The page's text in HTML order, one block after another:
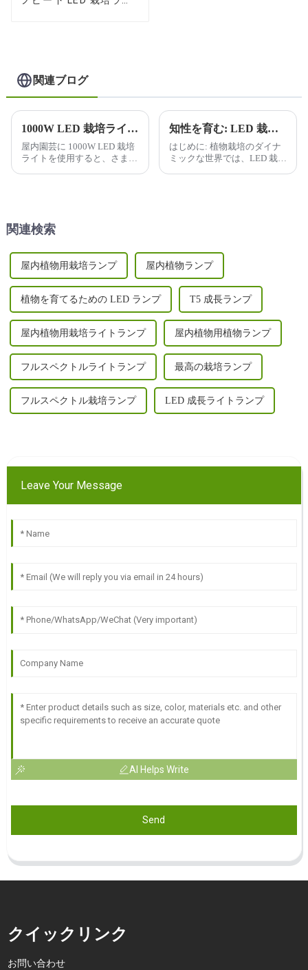
関連ブログ
1000W LED 栽培ライトを使用すると、屋内ガーデニングにどのような利点がありますか?
屋内園芸に 1000W LED 栽培
ライトを使用すると、さまざ
知性を育む: LED 栽培ライトで未来を照らす
はじめに: 植物栽培のダイナ
ミックな世界では、LED 栽培
関連検索
屋内植物用栽培ランプ 屋内植物ランプ
植物を育てるための LED ランプ T5 成長ランプ
屋内植物用栽培ライトランプ 屋内植物用植物ランプ
フルスペクトルライトランプ 最高の栽培ランプ
フルスペクトル栽培ランプ LED 成長ライトランプ
Leave Your Message
AI Helps Write
Send
クイックリンク
お問い合わせ